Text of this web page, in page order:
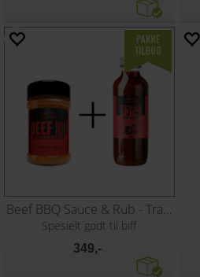
Beef BBQ Sauce & Rub - Traeger
Spesielt godt til biff
349,-